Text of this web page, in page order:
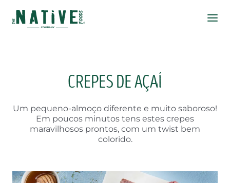
Native Foods
CREPES DE AÇAÍ
Um pequeno-almoço diferente e muito saboroso!
Em poucos minutos tens estes crepes
maravilhosos prontos, com um twist bem
colorido.